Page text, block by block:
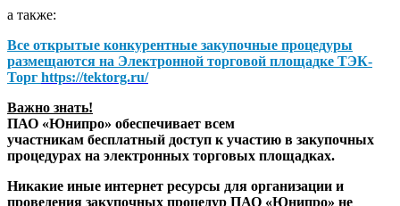
а также:
Все открытые конкурентные закупочные процедуры
размещаются на Электронной торговой площадке ТЭК-
Торг https://tektorg.ru/
Важно знать!
ПАО «Юнипро» обеспечивает всем
участникам бесплатный доступ к участию в закупочных
процедурах на электронных торговых площадках.
Никакие иные интернет ресурсы для организации и
проведения закупочных процедур ПАО «Юнипро» не